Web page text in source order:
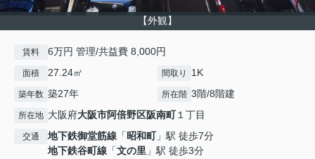
【外観】
賃料 6万円 管理/共益費 8,000円
面積 27.24㎡ 間取り 1K
築年数 築27年 所在階 3階/8階建
所在地 大阪府大阪市阿倍野区阪南町１丁目
交通 地下鉄御堂筋線 「昭和町」駅 徒歩7分
地下鉄谷町線 「文の里 」駅 徒歩3分